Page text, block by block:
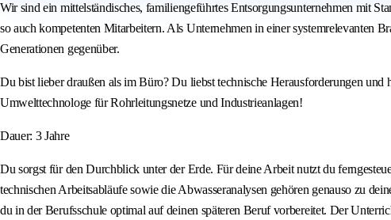
Wir sind ein mittelständisches, familiengeführtes Entsorgungsunternehmen mit
so auch kompetenten Mitarbeitern. Als Unternehmen in einer systemrelevanten
Generationen gegenüber.
Du bist lieber draußen als im Büro? Du liebst technische Herausforderungen und
Umwelttechnologe für Rohrleitungsnetze und Industrieanlagen!
Dauer: 3 Jahre
Du sorgst für den Durchblick unter der Erde. Für deine Arbeit nutzt du
technischen Arbeitsabläufe sowie die Abwasseranalysen gehören genauso zu
du in der Berufsschule optimal auf deinen späteren Beruf vorbereitet. Der